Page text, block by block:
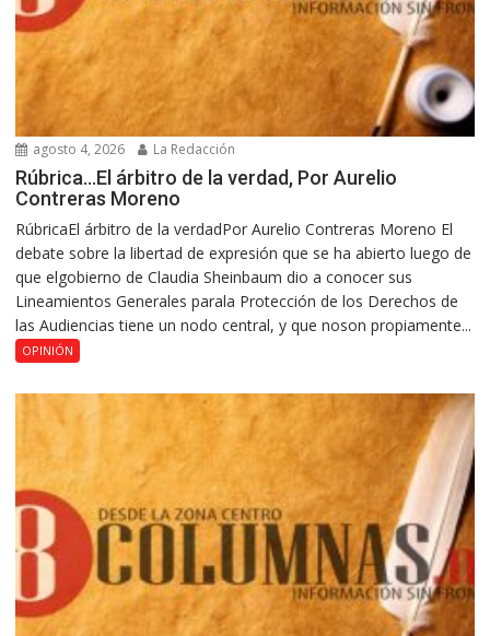
agosto 4, 2026 La Redacción
Rúbrica…El árbitro de la verdad, Por Aurelio
Contreras Moreno
RúbricaEl árbitro de la verdadPor Aurelio Contreras Moreno El
debate sobre la libertad de expresión que se ha abierto luego de
que elgobierno de Claudia Sheinbaum dio a conocer sus
Lineamientos Generales parala Protección de los Derechos de
las Audiencias tiene un nodo central, y que noson propiamente...
OPINIÓN